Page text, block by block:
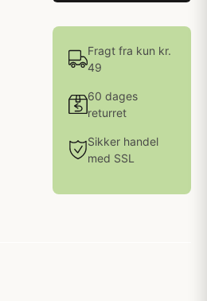
Fragt fra kun kr.
49
60 dages
returret
Sikker handel
med SSL